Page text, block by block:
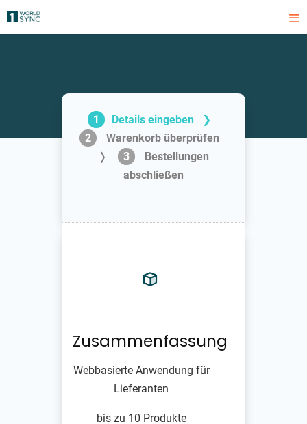
1 Details eingeben ❯
2
Warenkorb überprüfen
❭
3
Bestellungen
abschließen
Zusammenfassung
Webbasierte Anwendung für
Lieferanten
bis zu 10 Produkte